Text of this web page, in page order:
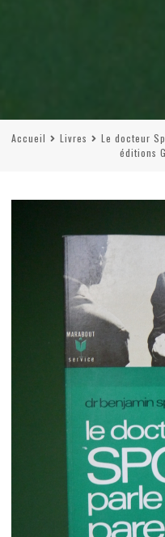
Accueil Livres
Le docteur
éditions